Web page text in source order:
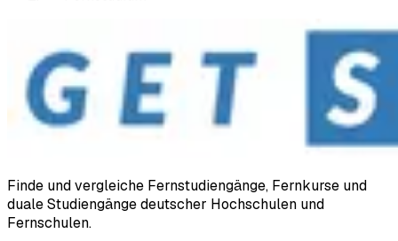
Finde und vergleiche Fernstudiengänge, Fernkurse und
duale Studiengänge deutscher Hochschulen und
Fernschulen.